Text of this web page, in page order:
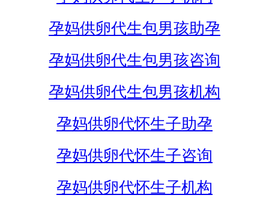
孕妈供卵代生包男孩助孕
孕妈供卵代生包男孩咨询
孕妈供卵代生包男孩机构
孕妈供卵代怀生子助孕
孕妈供卵代怀生子咨询
孕妈供卵代怀生子机构